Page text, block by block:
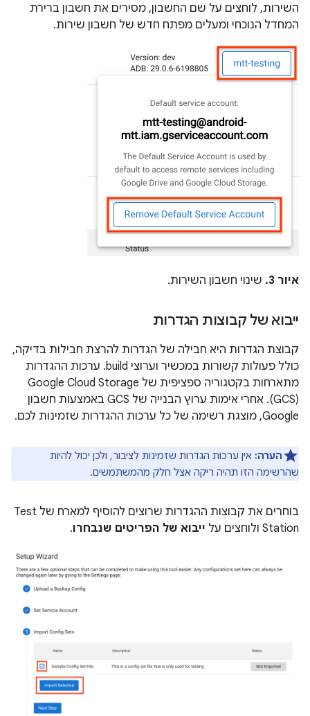
השירות, לוחצים על שם החשבון, מסירים את חשבון ברירת
המחדל הנוכחי ומעלים מפתח חדש של חשבון שירות.
איור 3. שינוי חשבון השירות.
ייבוא של קבוצות הגדרות
קבוצת הגדרות היא חבילה של הגדרות להרצת חבילות בדיקה,
כולל פעולות קשורות במכשיר וערוצי build. ערכות ההגדרות
(GCS). אחרי אימות ערוץ הבנייה של GCS באמצעות חשבון
Google, מוצגת רשימה של כל ערכות ההגדרות שזמינות לכם.
הערה: אין ערכות הגדרות שזמינות לציבור, ולכן יכול להיות
שהרשימה הזו תהיה ריקה אצל חלק מהמשתמשים.
בוחרים את קבוצות ההגדרות שרוצים להוסיף למארח של Test
Station ולוחצים על
ייבוא של הפריטים שנבחרו.